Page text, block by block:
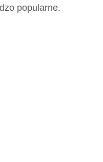
popularne.